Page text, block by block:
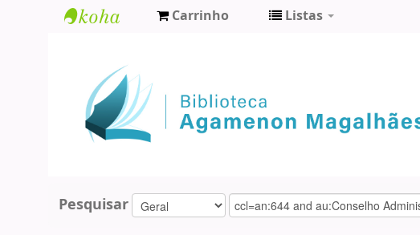
Agamenon
Magalhães
Carrinho Listas
Pesquisar